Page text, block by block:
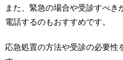
また、緊急の場合や受診すべき
電話するのもおすすめです。
応急処置の方法や受診の必要性